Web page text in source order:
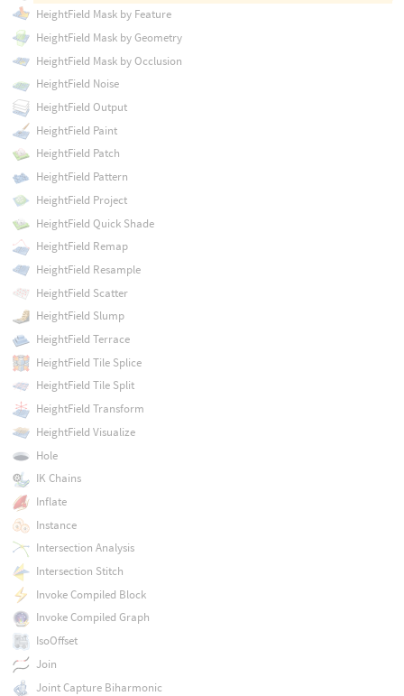
HeightField Mask by Feature
HeightField Mask by Geometry
HeightField Mask by Occlusion
HeightField Noise
HeightField Output
HeightField Paint
HeightField Patch
HeightField Pattern
HeightField Project
HeightField Quick Shade
HeightField Remap
HeightField Resample
HeightField Scatter
HeightField Slump
HeightField Terrace
HeightField Tile Splice
HeightField Tile Split
HeightField Transform
HeightField Visualize
Hole
IK Chains
Inflate
Instance
Intersection Analysis
Intersection Stitch
Invoke Compiled Block
Invoke Compiled Graph
IsoOffset
Join
Joint Capture Biharmonic